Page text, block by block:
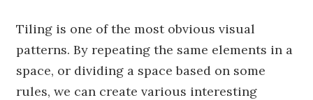
Tiling is one of the most obvious visual
patterns. By repeating the same elements in a
space, or dividing a space based on some
rules, we can create various interesting